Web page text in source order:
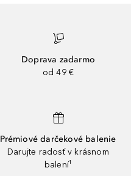
Doprava zadarmo
od 49 €
Prémiové darčekové balenie
Darujte radosť v krásnom
balení¹